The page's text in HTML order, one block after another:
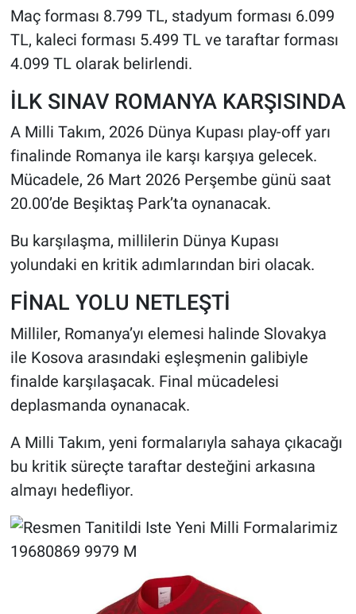
Maç forması 8.799 TL, stadyum forması 6.099
TL, kaleci forması 5.499 TL ve taraftar forması
4.099 TL olarak belirlendi.
İLK SINAV ROMANYA KARŞISINDA
A Milli Takım, 2026 Dünya Kupası play-off yarı
finalinde Romanya ile karşı karşıya gelecek.
Mücadele, 26 Mart 2026 Perşembe günü saat
20.00’de Beşiktaş Park’ta oynanacak.
Bu karşılaşma, millilerin Dünya Kupası
yolundaki en kritik adımlarından biri olacak.
FİNAL YOLU NETLEŞTİ
Milliler, Romanya’yı elemesi halinde Slovakya
ile Kosova arasındaki eşleşmenin galibiyle
finalde karşılaşacak. Final mücadelesi
deplasmanda oynanacak.
A Milli Takım, yeni formalarıyla sahaya çıkacağı
bu kritik süreçte taraftar desteğini arkasına
almayı hedefliyor.